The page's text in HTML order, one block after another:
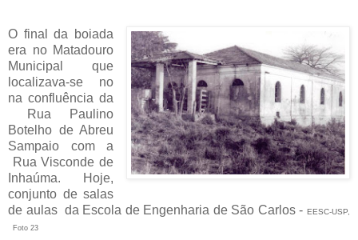
O final da boiada
era no Matadouro
Municipal que
localizava-se no
na confluência da
Rua Paulino
Botelho de Abreu
Sampaio com a
Rua Visconde de
Inhaúma. Hoje,
conjunto de salas
de aulas da Escola de Engenharia de São Carlos - EESC-USP,
Foto 23